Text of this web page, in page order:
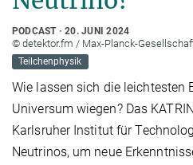
PODCAST 20. JUNI 2024
© detektor.fm / Max-Planck-
Teilchenphysik
Wie lassen sich die leichtesten
Universum wiegen? Das
Karlsruher Institut für
Neutrinos, um neue